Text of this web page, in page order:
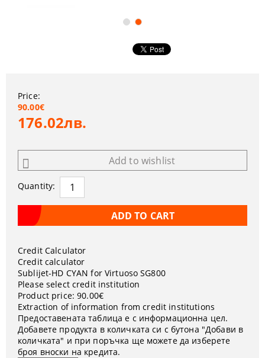
Price:
90.00€
176.02лв.
Add to wishlist
Quantity:
Credit Calculator
Credit calculator
Sublijet-HD CYAN for Virtuoso SG800
Please select credit institution
Product price: 90.00€
Extraction of information from credit institutions
Предоставената таблица е с информационна цел.
Добавете продукта в количката си с бутона "Добави в
количката" и при поръчка ще можете да изберете
броя вноски на кредита.